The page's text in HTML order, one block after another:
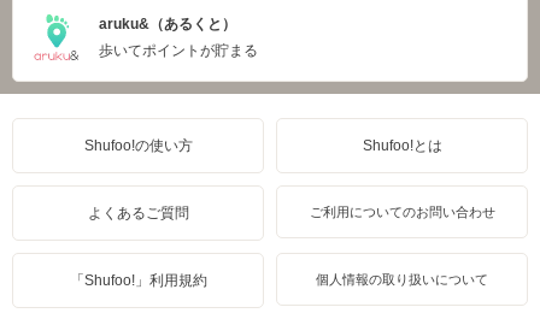
aruku&（あるくと）
歩いてポイントが貯まる
Shufoo!の使い方 Shufoo!とは
よくあるご質問 ご利用についてのお問い合わせ
「Shufoo!」利用規約 個人情報の取り扱いについて